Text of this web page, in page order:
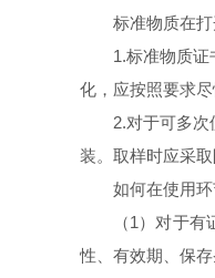
标准物质在打
1.标准物质证书
化，应按照要求
2.对于可多次使
装。取样时应采取
如何在使用环节
（1）对于有证
性、有效期、保